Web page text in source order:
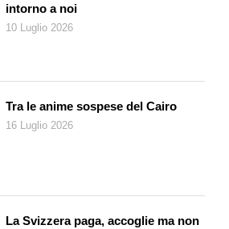
intorno a noi
10 Luglio 2026
Tra le anime sospese del Cairo
16 Luglio 2026
La Svizzera paga, accoglie ma non